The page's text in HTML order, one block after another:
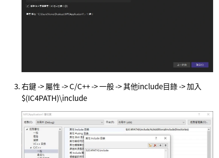
右鍵 -> 屬性 -> C/C++ -> 一般 -> 其他include目錄 -> 加入
$(IC4PATH)\include